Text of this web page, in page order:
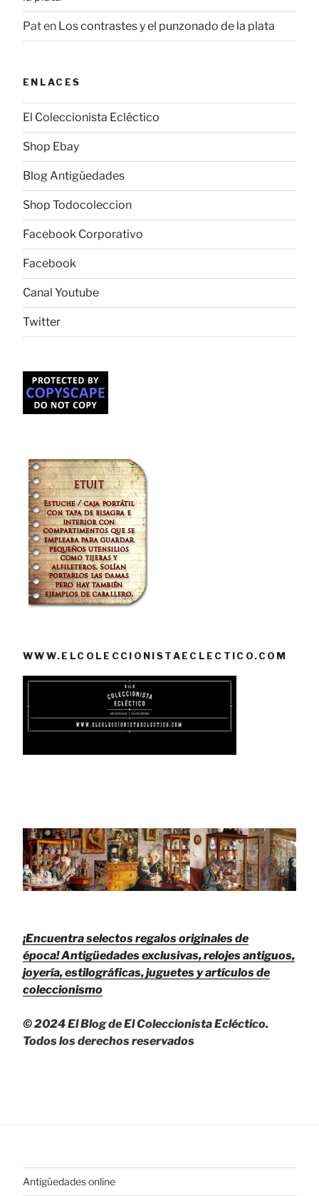
Paten Los contrastes y el punzonado de la plata
ENLACES
El Coleccionista Ecléctico
Shop Ebay
Blog Antigüedades
Shop Todocoleccion
Facebook Corporativo
Facebook
Canal Youtube
Twitter
WWW.ELCOLECCIONISTAECLECTICO.COM
¡Encuentra selectos regalos originales de
época!Antigüedades exclusivas, relojes antiguos,
joyería, estilográficas, juguetes y artículos de
coleccionismo
© 2024 El Blog de El Coleccionista Ecléctico.
Todos los derechos reservados
Antigüedades online